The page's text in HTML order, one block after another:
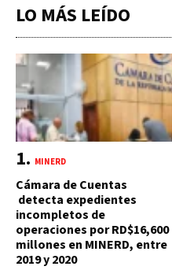
LO MÁS LEÍDO
MINERD
Cámara de Cuentas
detecta expedientes
incompletos de
operaciones por RD$16,600
millones en MINERD, entre
2019 y 2020